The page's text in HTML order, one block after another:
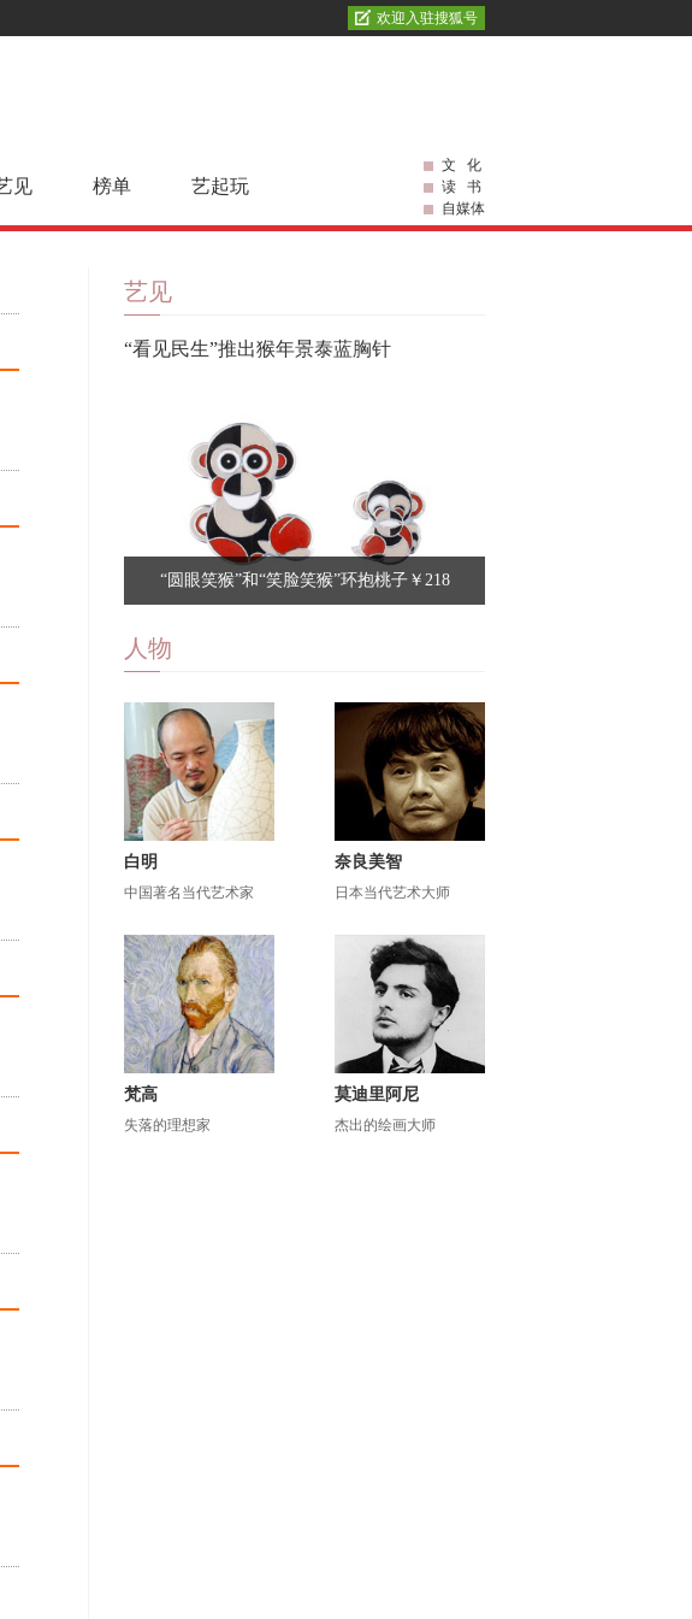
欢迎入驻搜狐号
见 榜单 艺起玩
文 化
读 书
自媒体
艺见
“看见民生”推出猴年景泰蓝胸针
“圆眼笑猴”和“笑脸笑猴”环抱桃子￥218
人物
白明
中国著名当代艺术家
奈良美智
日本当代艺术大师
梵高
失落的理想家
莫迪里阿尼
杰出的绘画大师